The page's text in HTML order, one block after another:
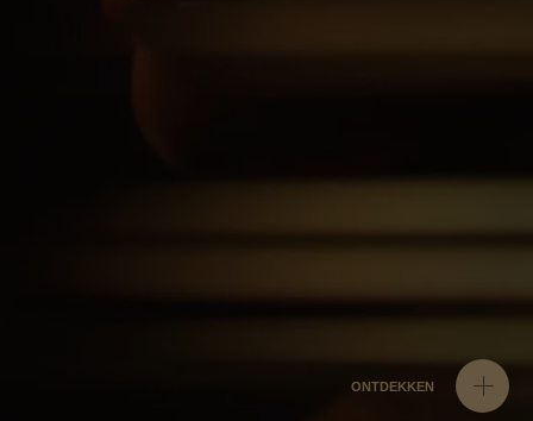
ONTDEKKEN